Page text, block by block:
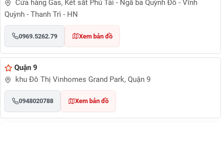
Cửa hàng Gas, Két sắt Phú Tài - Ngã ba Quỳnh Đô - Vĩnh
Quỳnh - Thanh Trì - HN
0969.5262.79 Xem bản đồ
Quận 9
khu Đô Thị Vinhomes Grand Park, Quận 9
0948020788 Xem bản đồ